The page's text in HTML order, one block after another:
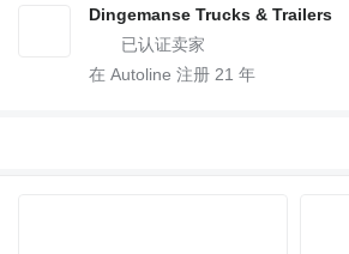
Dingemanse Trucks & Trailers
在 Autoline 注册 21 年